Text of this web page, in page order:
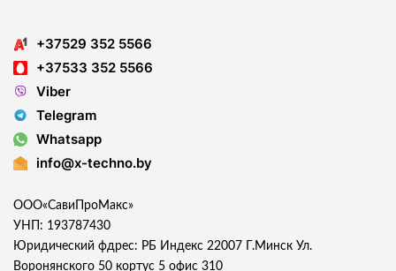
+37529 352 5566
+37533 352 5566
Viber
Telegram
Whatsapp
info@x-techno.by
ООО«СавиПроМакс»
УНП: 193787430
Юридический фдрес: РБ Индекс 22007 Г.Минск Ул.
Воронянского 50 кортус 5 офис 310